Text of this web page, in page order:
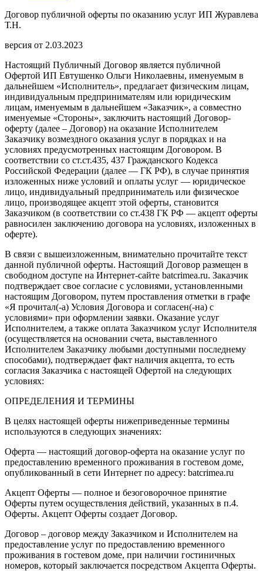
Договор публичной оферты по оказанию услуг ИП Журавлева
Т.Н.
версия от 2.03.2023
Настоящий Публичный Договор является публичной
Офертой ИП Евтушенко Ольги Николаевны, именуемым в
дальнейшем «Исполнитель», предлагает физическим лицам,
индивидуальным предпринимателям или юридическим
лицам, именуемым в дальнейшем «Заказчик», а совместно
именуемые «Стороны», заключить настоящий Договор-
оферту (далее – Договор) на оказание Исполнителем
Заказчику возмездного оказания услуг в порядках и на
условиях предусмотренных настоящим Договором. В
соответствии со ст.ст.435, 437 Гражданского Кодекса
Российской Федерации (далее — ГК РФ), в случае принятия
изложенных ниже условий и оплаты услуг — юридическое
лицо, индивидуальный предприниматель или физическое
лицо, производящее акцепт этой оферты, становится
Заказчиком (в соответствии со ст.438 ГК РФ — акцепт оферты
равносилен заключению договора на условиях, изложенных в
оферте).
В связи с вышеизложенным, внимательно прочитайте текст
данной публичной оферты. Настоящий Договор размещен в
свободном доступе на Интернет-сайте batcrimea.ru. Заказчик
подтверждает свое согласие с условиями, установленными
настоящим Договором, путем проставления отметки в графе
«Я прочитал(-а) Условия Договора и согласен(-на) с
условиями» при оформлении заявки. Оказание услуг
Исполнителем, а также оплата Заказчиком услуг Исполнителя
(осуществляется на основании счета, выставленного
Исполнителем Заказчику любыми доступными последнему
способами), подтверждает факт наличия акцепта, то есть
согласия Заказчика с настоящей Офертой на следующих
условиях:
ОПРЕДЕЛЕНИЯ И ТЕРМИНЫ
В целях настоящей оферты нижеприведенные термины
используются в следующих значениях:
Оферта — настоящий договор-оферта на оказание услуг по
предоставлению временного проживания в гостевом доме,
опубликованный в сети Интернет по адресу: batcrimea.ru
Акцепт Оферты — полное и безоговорочное принятие
Оферты путем осуществления действий, указанных в п.4.
Оферты. Акцепт Оферты создает Договор.
Договор – договор между Заказчиком и Исполнителем на
предоставление услуг по предоставлению временного
проживания в гостевом доме, при наличии гостиничных
номеров, который заключается посредством Акцепта Оферты.